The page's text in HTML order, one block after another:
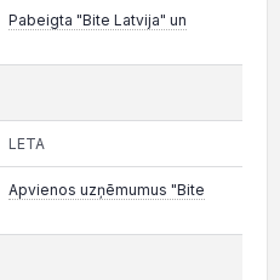
Pabeigta "Bite Latvija" un
LETA
Apvienos uzņēmumus "Bite